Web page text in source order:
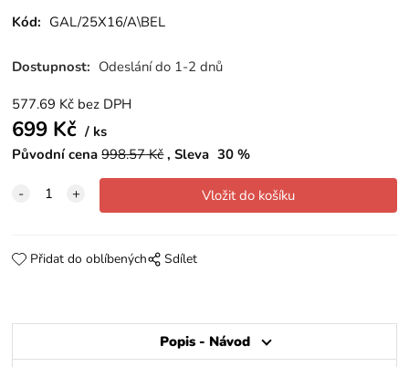
Kód: GAL/25X16/A\BEL
Dostupnost: Odeslání do 1-2 dnů
577.69 Kč bez DPH
699 Kč
ks
Původní cena 998.57Kč Sleva 30 %
Přidat do oblíbených Sdílet
Popis - Návod